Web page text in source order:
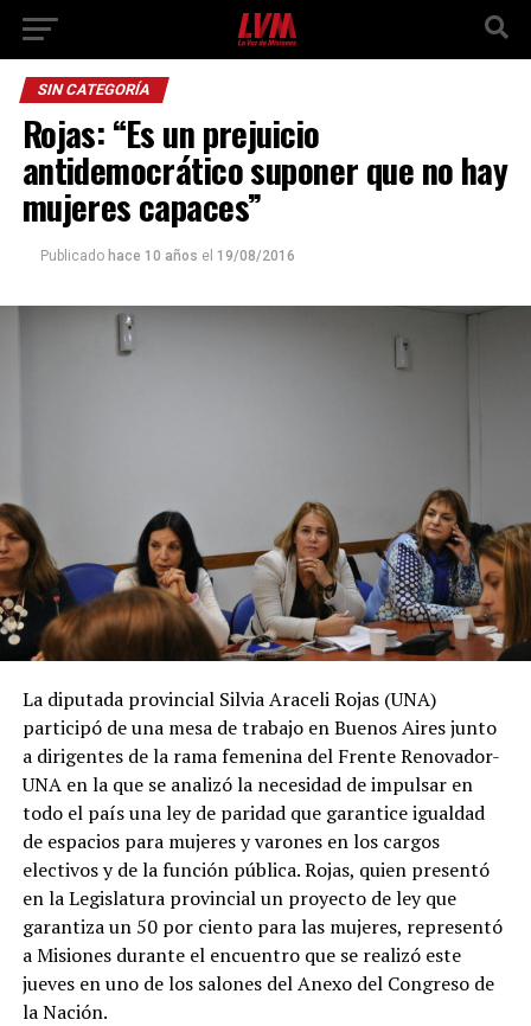
SIN CATEGORÍA
Rojas: “Es un prejuicio
antidemocrático suponer que no hay
mujeres capaces”
Publicado hace 10 años el 19/08/2016
La diputada provincial Silvia Araceli Rojas (UNA)
participó de una mesa de trabajo en Buenos Aires junto
a dirigentes de la rama femenina del Frente Renovador-
UNA en la que se analizó la necesidad de impulsar en
todo el país una ley de paridad que garantice igualdad
de espacios para mujeres y varones en los cargos
electivos y de la función pública. Rojas, quien presentó
en la Legislatura provincial un proyecto de ley que
garantiza un 50 por ciento para las mujeres, representó
a Misiones durante el encuentro que se realizó este
jueves en uno de los salones del Anexo del Congreso de
la Nación.